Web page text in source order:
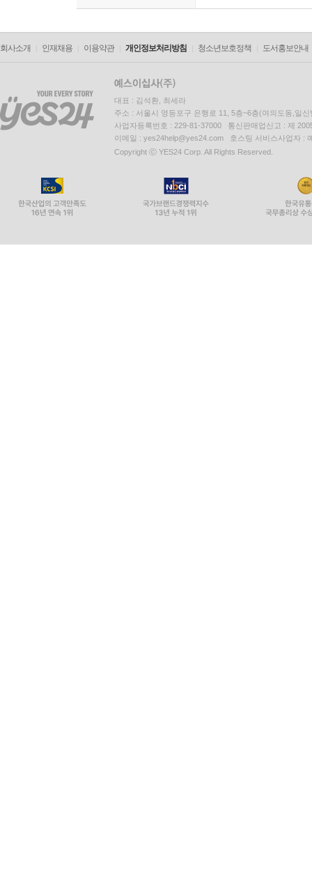
회사소개 인재채용 이용약관 개인정보처리방침 청소년보호정책 도서홍보안내
대표 : 김석환, 최세라
주소 : 서울시 영등포구 은행로 11, 5층~6층(여의도동,일신
사업자등록번호 : 229-81-37000 통신판매업신고 : 제
이메일 : yes24help@yes24.com 호스팅 서비스사업자 :
Copyright ⓒ YES24 Corp. All Rights Reserved.